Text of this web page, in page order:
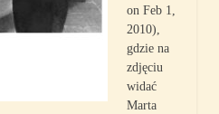
on Feb 1,
2010),
gdzie na
zdjęciu
widać
Marta